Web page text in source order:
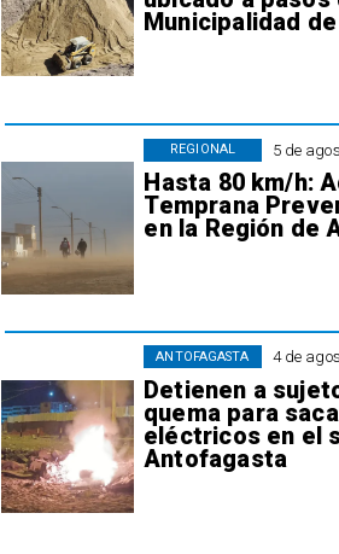
Municipalidad
5 de
Hasta 80 km/h:
Temprana
en la Región de
REGIONAL
4 de
Detienen a
quema para
eléctricos en el
Antofagasta
ANTOFAGASTA